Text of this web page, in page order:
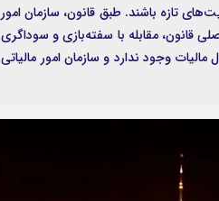
تازه باشند. طبق قانون، سازمان امور
اصلی قانون، مقابله با سفته‌بازی و سوداگری
وجود ندارد و سازمان امور مالیاتی